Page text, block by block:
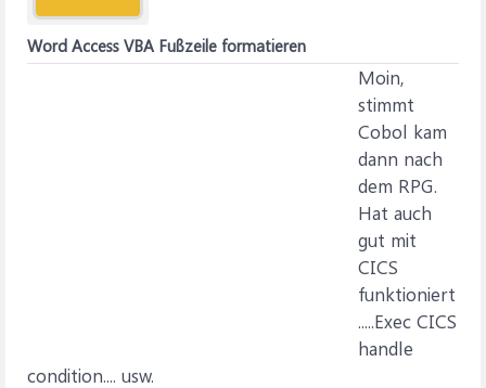
Word Access VBA Fußzeile formatieren
Moin,
stimmt
Cobol kam
dann nach
dem RPG.
Hat auch
gut mit
CICS
funktioniert
.....Exec CICS
handle
condition.... usw.